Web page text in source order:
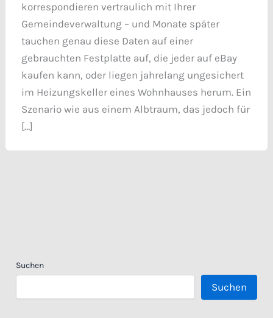
korrespondieren vertraulich mit Ihrer
Gemeindeverwaltung – und Monate später
tauchen genau diese Daten auf einer
gebrauchten Festplatte auf, die jeder auf eBay
kaufen kann, oder liegen jahrelang ungesichert
im Heizungskeller eines Wohnhauses herum. Ein
Szenario wie aus einem Albtraum, das jedoch für
[…]
Suchen
Suchen